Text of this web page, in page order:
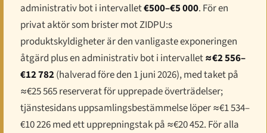
administrativ bot i intervallet€500–€5 000. För en
privat aktör som brister mot ZIDPU:s
produktskyldigheter är den vanligaste exponeringen
åtgärd plus en administrativ bot i intervallet≈€2 556–
€12 782(halverad före den 1 juni 2026), med taket på
≈€25 565 reserverat för upprepade överträdelser;
tjänstesidans uppsamlingsbestämmelse löper ≈€1 534–
€10 226 med ett upprepningstak på ≈€20 452. För alla